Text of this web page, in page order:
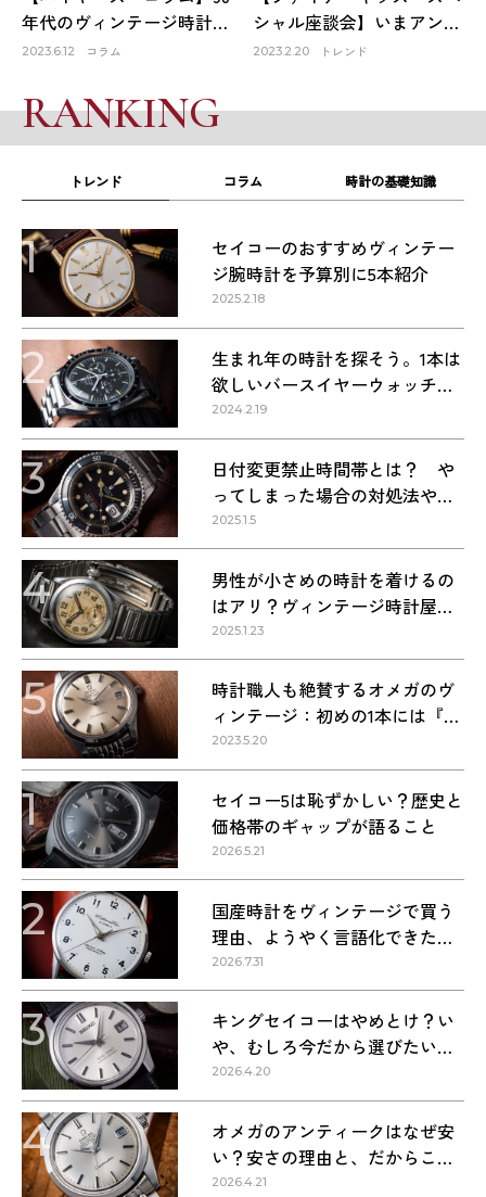
年代のヴィンテージ時計が
オススメな理由
2023.6.12 コラム
シャル座談会】いまアンテ
ィーク時計市場はどうなっ
2023.2.20 トレンド
RANKING
トレンド コラム 時計の基礎知識
1
セイコーのおすすめヴィンテー
ジ腕時計を予算別に5本紹介
2025.2.18
2
生まれ年の時計を探そう。1本は
欲しいバースイヤーウォッチ・
1960〜1990年代の名作9本
2024.2.19
3
日付変更禁止時間帯とは？ や
ってしまった場合の対処法や正
しい方法
2025.1.5
4
男性が小さめの時計を着けるの
はアリ？ヴィンテージ時計屋が
回答します！
2025.1.23
5
時計職人も絶賛するオメガのヴ
ィンテージ：初めの1本には『シ
ーマスター』を選ぶべき理由
2023.5.20
1
セイコー5は恥ずかしい？歴史と
価格帯のギャップが語ること
2026.5.21
2
国産時計をヴィンテージで買う
理由、ようやく言語化できた気
がする
2026.7.31
3
キングセイコーはやめとけ？い
や、むしろ今だから選びたい理
由
2026.4.20
4
オメガのアンティークはなぜ安
い？安さの理由と、だからこそ
狙い目な理由
2026.4.21